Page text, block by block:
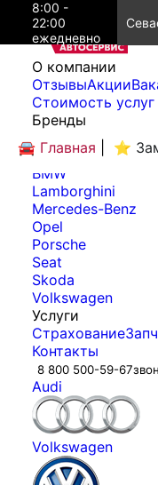
8:00 -
22:00
ежедневно
O компании
ОтзывыАкции
Cтоимость услуг
Бренды
Audi
Bentley
BMW
Lamborghini
Mercedes-Benz
Opel
Porsche
Seat
Skoda
Volkswagen
Услуги
Страхование
Контакты
8 800 500-59-67
🚘 Главная ⭐
Audi
Volkswagen